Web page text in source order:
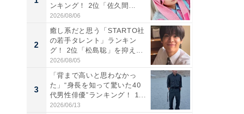
ンキング！ 2位「佐久間...
2026/08/06
2
癒し系だと思う「STARTO社
の若手タレント」ランキン
グ！ 2位「松島聡」を抑え...
2026/08/05
3
「背まで高いと思わなかっ
た」“身長を知って驚いた40
代男性俳優”ランキング！ 1...
2026/06/13